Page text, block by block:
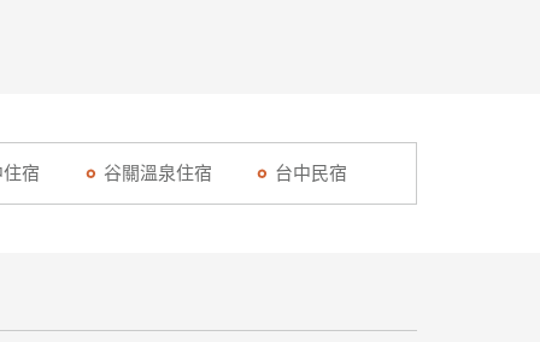
宿 谷關溫泉住宿 台中民宿